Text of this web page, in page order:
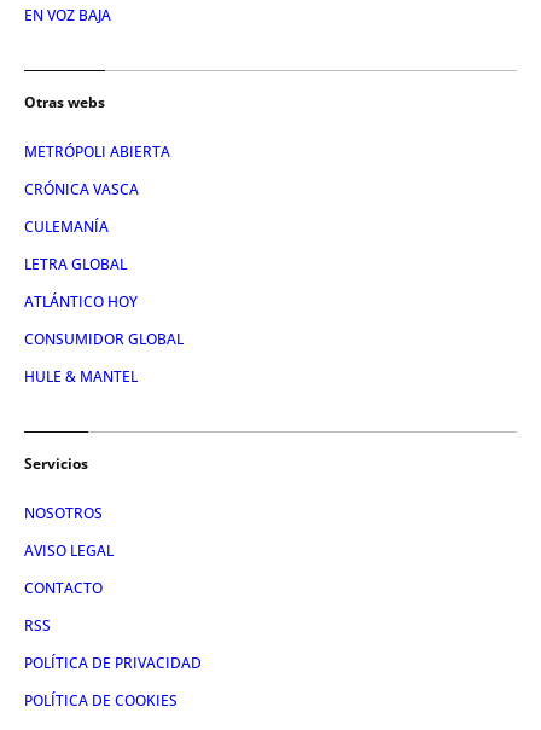
EN VOZ BAJA
Otras webs
METRÓPOLI ABIERTA
CRÓNICA VASCA
CULEMANÍA
LETRA GLOBAL
ATLÁNTICO HOY
CONSUMIDOR GLOBAL
HULE & MANTEL
Servicios
NOSOTROS
AVISO LEGAL
CONTACTO
RSS
POLÍTICA DE PRIVACIDAD
POLÍTICA DE COOKIES